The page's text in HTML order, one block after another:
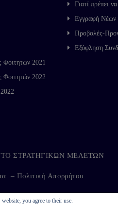
Φοιτητών 2021
Φοιτητών 2022
Γιατί πρέπει
Εγγραφή
Προβολές-
Εξόφληση
you agree to their use.
ΣΤΡΑΤΗΓΙΚΩΝ ΜΕΛΕΤΩΝ
– Πολιτική Απορρήτου